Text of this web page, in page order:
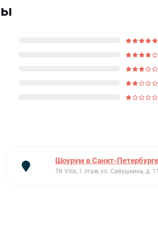
Шоурум в Санкт-Петербурге
ТК Villa, 1 этаж, ул. Савушкина, д.